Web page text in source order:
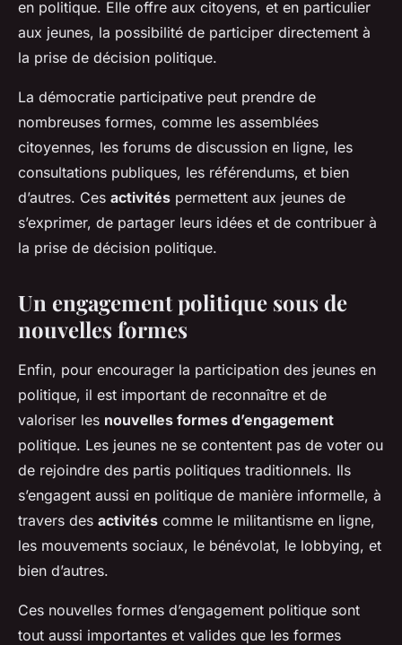
en politique. Elle offre aux citoyens, et en particulier
aux jeunes, la possibilité de participer directement à
la prise de décision politique.
La démocratie participative peut prendre de
nombreuses formes, comme les assemblées
citoyennes, les forums de discussion en ligne, les
consultations publiques, les référendums, et bien
d’autres. Ces activités permettent aux jeunes de
s’exprimer, de partager leurs idées et de contribuer à
la prise de décision politique.
Un engagement politique sous de
nouvelles formes
Enfin, pour encourager la participation des jeunes en
politique, il est important de reconnaître et de
valoriser les nouvelles formes d’engagement
politique. Les jeunes ne se contentent pas de voter ou
de rejoindre des partis politiques traditionnels. Ils
s’engagent aussi en politique de manière informelle, à
travers des activités comme le militantisme en ligne,
les mouvements sociaux, le bénévolat, le lobbying, et
bien d’autres.
Ces nouvelles formes d’engagement politique sont
tout aussi importantes et valides que les formes